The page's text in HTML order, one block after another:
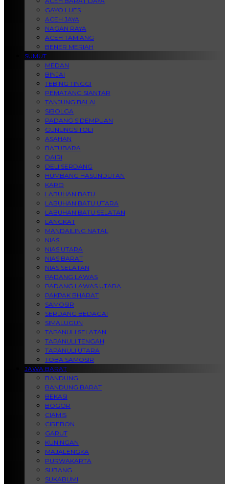
GAYO LUES
ACEH JAYA
NAGAN RAYA
ACEH TAMIANG
BENER MERIAH
SUMUT
MEDAN
BINJAI
TEBING TINGGI
PEMATANG SIANTAR
TANJUNG BALAI
SIBOLGA
PADANG SIDEMPUAN
GUNUNGSITOLI
ASAHAN
BATUBARA
DAIRI
DELI SERDANG
HUMBANG HASUNDUTAN
KARO
LABUHAN BATU
LABUHAN BATU UTARA
LABUHAN BATU SELATAN
LANGKAT
MANDAILING NATAL
NIAS
NIAS UTARA
NIAS BARAT
NIAS SELATAN
PADANG LAWAS
PADANG LAWAS UTARA
PAKPAK BHARAT
SAMOSIR
SERDANG BEDAGAI
SIMALUGUN
TAPANULI SELATAN
TAPANULI TENGAH
TAPANULI UTARA
TOBA SAMOSIR
JAWA BARAT
BANDUNG
BANDUNG BARAT
BEKASI
BOGOR
CIAMIS
CIREBON
GARUT
KUNINGAN
MAJALENGKA
PURWAKARTA
SUBANG
SUKABUMI